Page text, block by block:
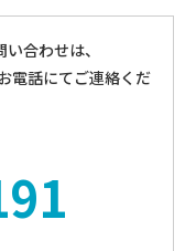
合わせは、
電話にてご連絡くだ